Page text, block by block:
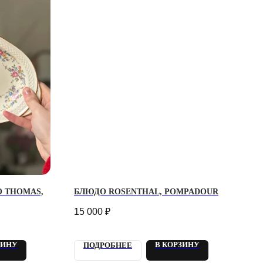
БЛЮДО ROSENTHAL, POMPADOUR
15 000 ₽
ПОДРОБНЕЕ В КОРЗИНУ